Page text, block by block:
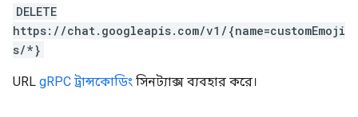
DELETE
https://chat.googleapis.com/v1/{name=customEmoji
s/*}
URL gRPC ট্রান্সকোডিং সিনট্যাক্স ব্যবহার করে।